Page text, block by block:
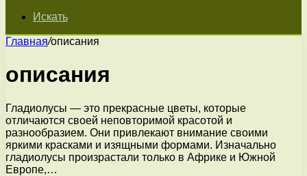
Искать
Главная/описания
описания
Гладиолусы — это прекрасные цветы, которые
отличаются своей неповторимой красотой и
разнообразием. Они привлекают внимание своими
яркими красками и изящными формами. Изначально
гладиолусы произрастали только в Африке и Южной
Европе,…